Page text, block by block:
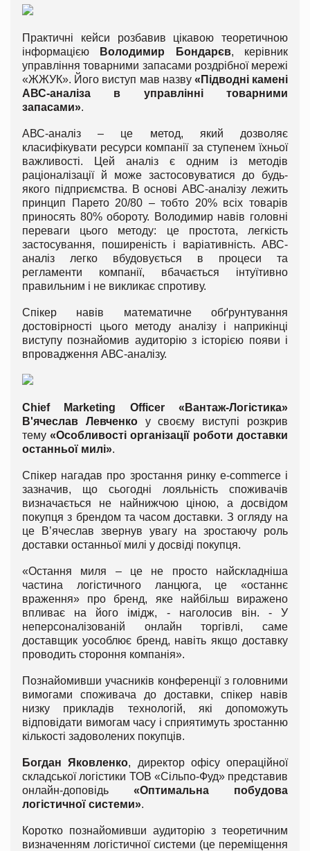
Практичні кейси розбавив цікавою теоретичною
інформацією
Володимир Бондарєв, керівник
управління товарними запасами роздрібної мережі
«ЖЖУК». Його виступ мав назву «Підводні камені
АВС-аналіза в управлінні товарними
запасами».
АВС-аналіз – це метод, який дозволяє
класифікувати ресурси компанії за ступенем їхньої
важливості. Цей аналіз є одним із методів
раціоналізації й може застосовуватися до будь-
якого підприємства. В основі АВС-аналізу лежить
принцип Парето 20/80 – тобто 20% всіх товарів
приносять 80% обороту. Володимир навів головні
переваги цього методу: це простота, легкість
застосування, поширеність і варіативність. АВС-
аналіз легко вбудовується в процеси та
регламенти компанії, вбачається інтуїтивно
правильним і не викликає спротиву.
Спікер навів математичне обґрунтування
достовірності цього методу аналізу і наприкінці
виступу познайомив аудиторію з історією появи і
впровадження АВС-аналізу.
Chief Marketing Officer «Вантаж-Логістика»
В'ячеслав
Левченко у своєму виступі розкрив
тему «Особливості організації роботи доставки
останньої милі».
Спікер нагадав про зростання ринку e-commerce і
зазначив, що сьогодні лояльність споживачів
визначається не найнижчою ціною, а досвідом
покупця з брендом та часом доставки. З огляду на
це В’ячеслав звернув увагу на зростаючу роль
доставки останньої милі у досвіді покупця.
«Остання миля – це не просто найскладніша
частина логістичного ланцюга, це «останнє
враження» про бренд, яке найбільш виражено
впливає на його імідж, - наголосив він. - У
неперсоналізованій онлайн торгівлі, саме
доставщик уособлює бренд, навіть якщо доставку
проводить стороння компанія».
Познайомивши учасників конференції з головними
вимогами споживача до доставки, спікер навів
низку прикладів технологій, які допоможуть
відповідати вимогам часу і сприятимуть зростанню
кількості задоволених покупців.
Богдан Яковленко, директор офісу операційної
складської логістики ТОВ «Сільпо-Фуд» представив
онлайн-доповідь «Оптимальна побудова
логістичної системи».
Коротко познайомивши аудиторію з теоретичним
визначенням логістичної системи (це переміщення